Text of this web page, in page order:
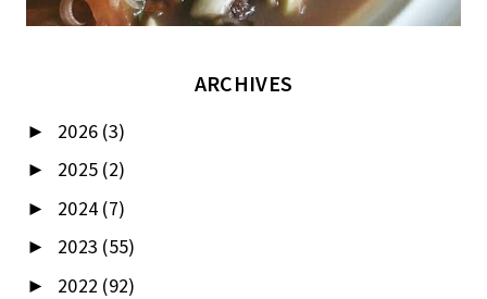
ARCHIVES
► 2026 (3)
► 2025 (2)
► 2024 (7)
► 2023 (55)
► 2022 (92)